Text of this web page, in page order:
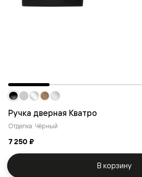
Ручка дверная Кватро
Отделка: Чёрный
7 250 ₽
В корзину